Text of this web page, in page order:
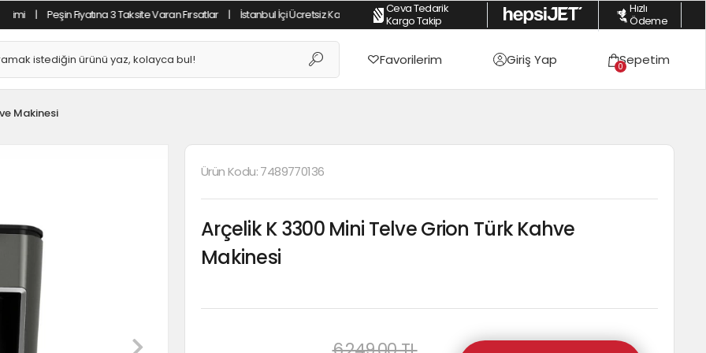
Peşin Fiyatına 3 Taksite Varan Fırsatlar | İstanbul İçi Ücretsiz Kargo | Tüm Alışverişlerde %2 Havale İndirimi | Peşin Fiyatına 3 Taksite Varan
Ceva Tedarik
Kargo Takip
Hızlı
Ödeme
Favorilerim Giriş Yap 0Sepetim
Makinesi
Ürün Kodu:7489770136
Arçelik K 3300 Mini Telve Grion Türk Kahve
Makinesi